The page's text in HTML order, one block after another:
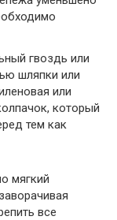
гвоздь или
шляпки или
или
который
тем как
мягкий
все